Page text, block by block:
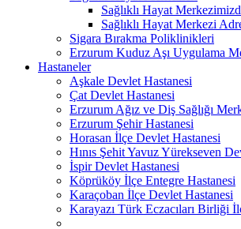
Sağlıklı Hayat
Sağlıklı Hayat Merkezi
Sigara Bırakma Poliklinikleri
Erzurum Kuduz Aşı Uygulama
Hastaneler
Aşkale Devlet Hastanesi
Çat Devlet Hastanesi
Erzurum Ağız ve Diş Sağlığı
Erzurum Şehir Hastanesi
Horasan İlçe Devlet Hastanesi
Hınıs Şehit Yavuz Yürekseven
İspir Devlet Hastanesi
Köprüköy İlçe Entegre Hastanesi
Karaçoban İlçe Devlet Hastanesi
Karayazı Türk Eczacıları Birliği